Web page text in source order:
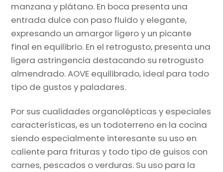
manzana y plátano. En boca presenta una
entrada dulce con paso fluido y elegante,
expresando un amargor ligero y un picante
final en equilibrio. En el retrogusto, presenta una
ligera astringencia destacando su retrogusto
almendrado. AOVE equilibrado, ideal para todo
tipo de gustos y paladares.
Por sus cualidades organolépticas y especiales
características, es un todoterreno en la cocina
siendo especialmente interesante su uso en
caliente para frituras y todo tipo de guisos con
carnes, pescados o verduras. Su uso para la